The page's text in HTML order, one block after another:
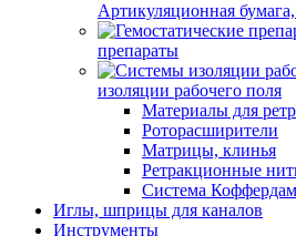
Артикуляционная
препараты
изоляции рабочего поля
Материалы для
Роторасширители
Матрицы, клинья
Ретракционные
Система Коффердам
Иглы, шприцы для каналов
Инструменты